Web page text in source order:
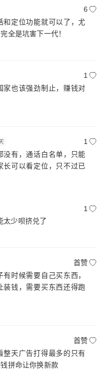
6
和定位功能就可以了，尤
全是坑害下一代！
1
家也该强劲制止，赚钱对
1
没有，通话白名单，只能
长可以看定位，只不过已
1
太少呗挤兑了
首赞
时候需要自己买东西，
装钱，需要买东西还得跑
首赞
整天广告打得最多的只有
拼命让你换新款